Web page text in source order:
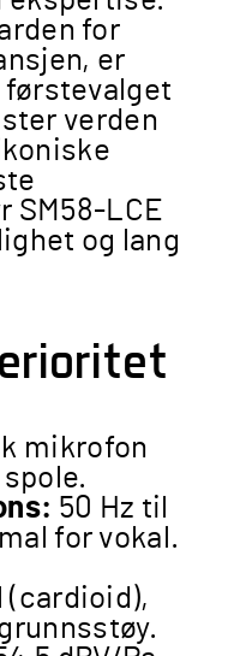
for
er
førstevalget
verden
SM58-LCE
og lang
mikrofon
50 Hz til
for vokal.
(cardioid),